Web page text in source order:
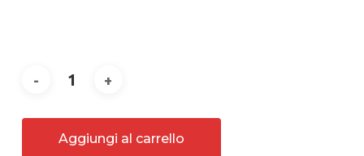
Aggiungi al carrello